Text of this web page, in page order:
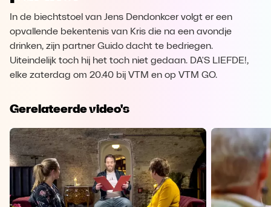
In de biechtstoel van Jens Dendonkcer volgt er een
opvallende bekentenis van Kris die na een avondje
drinken, zijn partner Guido dacht te bedriegen.
Uiteindelijk toch hij het toch niet gedaan. DA'S LIEFDE!,
elke zaterdag om 20.40 bij VTM en op VTM GO.
Gerelateerde video's